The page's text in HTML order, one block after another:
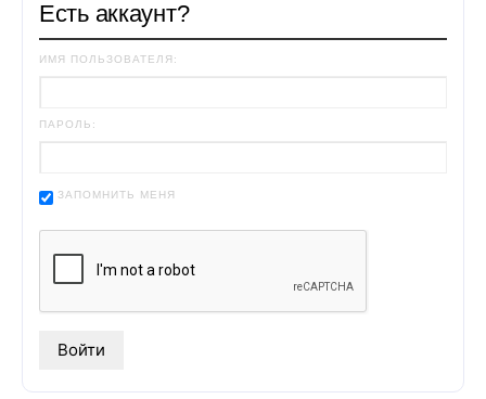
Есть аккаунт?
ИМЯ ПОЛЬЗОВАТЕЛЯ:
ПАРОЛЬ:
ЗАПОМНИТЬ МЕНЯ